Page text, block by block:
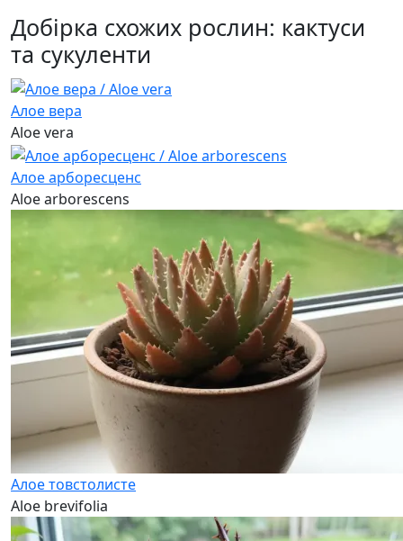
Добірка схожих рослин: кактуси
та сукуленти
Алое вера
Aloe vera
Алое арборесценс
Aloe arborescens
Алое товстолисте
Aloe brevifolia